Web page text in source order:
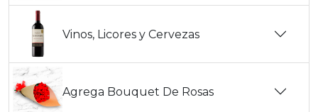
Vinos, Licores y Cervezas
Agrega Bouquet De Rosas